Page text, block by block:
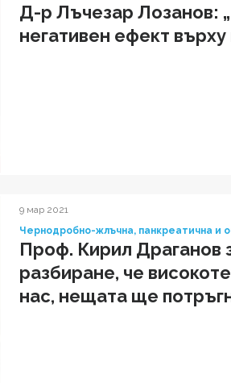
Д-р Лъчезар Лозанов:
негативен ефект
9 мар 2021
Чернодробно-жлъчна, панкреатична и
Проф. Кирил Драганов
разбиране, че
нас, нещата ще